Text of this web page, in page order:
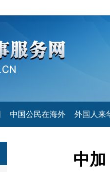
中国公民在海外 外国人来
中